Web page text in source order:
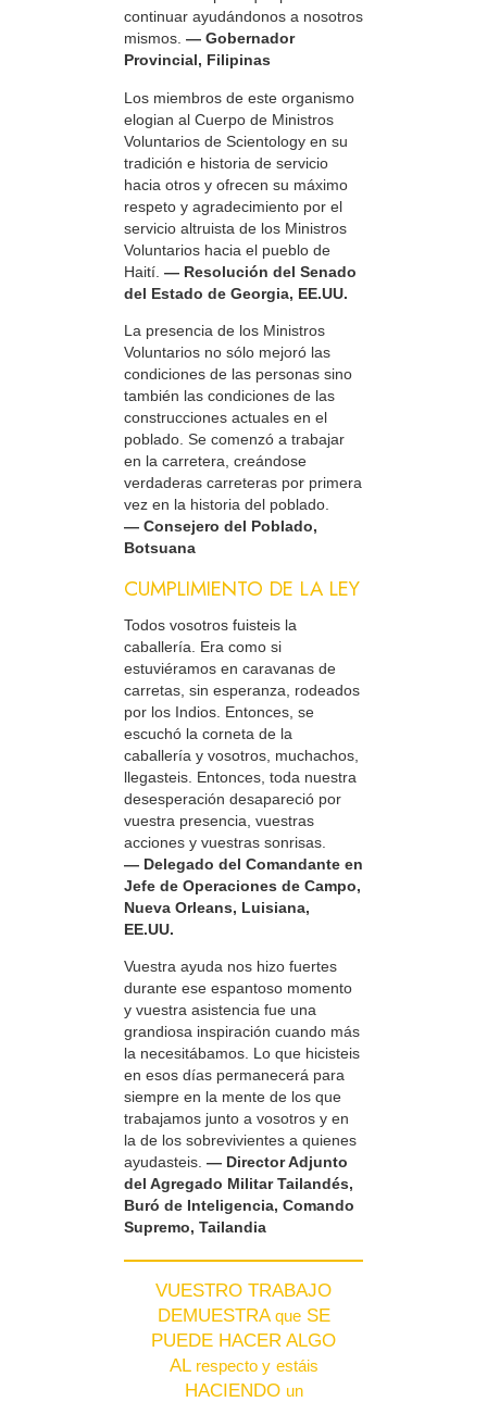
continuar ayudándonos a nosotros
mismos. — Gobernador
Provincial, Filipinas
Los miembros de este organismo
elogian al Cuerpo de Ministros
Voluntarios de Scientology en su
tradición e historia de servicio
hacia otros y ofrecen su máximo
respeto y agradecimiento por el
servicio altruista de los Ministros
Voluntarios hacia el pueblo de
Haití. — Resolución del Senado
del Estado de Georgia, EE.UU.
La presencia de los Ministros
Voluntarios no sólo mejoró las
condiciones de las personas sino
también las condiciones de las
construcciones actuales en el
poblado. Se comenzó a trabajar
en la carretera, creándose
verdaderas carreteras por primera
vez en la historia del poblado.
— Consejero del Poblado,
Botsuana
CUMPLIMIENTO DE LA LEY
Todos vosotros fuisteis la
caballería. Era como si
estuviéramos en caravanas de
carretas, sin esperanza, rodeados
por los Indios. Entonces, se
escuchó la corneta de la
caballería y vosotros, muchachos,
llegasteis. Entonces, toda nuestra
desesperación desapareció por
vuestra presencia, vuestras
acciones y vuestras sonrisas.
— Delegado del Comandante en
Jefe de Operaciones de Campo,
Nueva Orleans, Luisiana,
EE.UU.
Vuestra ayuda nos hizo fuertes
durante ese espantoso momento
y vuestra asistencia fue una
grandiosa inspiración cuando más
la necesitábamos. Lo que hicisteis
en esos días permanecerá para
siempre en la mente de los que
trabajamos junto a vosotros y en
la de los sobrevivientes a quienes
ayudasteis. — Director Adjunto
del Agregado Militar Tailandés,
Buró de Inteligencia, Comando
Supremo, Tailandia
VUESTRO TRABAJO
DEMUESTRAqueSE
PUEDE HACER ALGO
AL respecto y estáis
HACIENDO un